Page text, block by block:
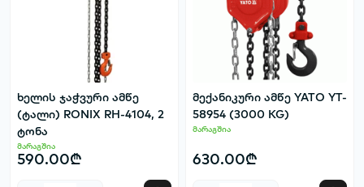
ხელის ჯაჭვური ამწე
(ტალი) RONIX RH-4104, 2
ტონა
მარაგშია
590.00₾
მექანიკური ამწე YATO YT-
58954 (3000 KG)
მარაგშია
630.00₾